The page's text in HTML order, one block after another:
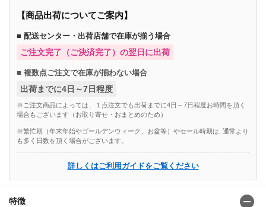
【商品出荷についてご案内】
■ 配送センター・出荷店舗で在庫が揃う場合
ご注文完了（ご決済完了）の翌日に出荷
■ 複数点ご注文で在庫が揃わない場合
出荷までに4日～7日程度
※ご注文商品によっては、１点注文でも出荷までに4日～7日程度お時間を頂く
場合もございます（お取り寄せ・おまとめのため）
※繁忙期（年末年始やゴールデンウィーク、お盆等）やセール時期は, 通常より
も多く日数を頂く場合がございます。
詳しくはご利用ガイドをご覧ください
特徴